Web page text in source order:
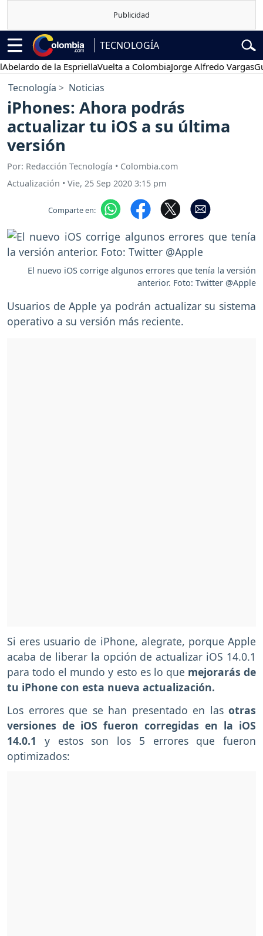
TECNOLOGÍA
de la EspriellaVuelta a ColombiaJorge Alfredo Vargas
Tecnología Noticias
iPhones: Ahora podrás
actualizar tu iOS a su última
versión
Por: Redacción Tecnología • Colombia.com
Actualización • Vie, 25 Sep 2020 3:15 pm
Comparte en:
El nuevo iOS corrige algunos errores que tenía la versión
anterior. Foto: Twitter @Apple
Usuarios de Apple ya podrán actualizar su sistema
operativo a su versión más reciente.
Si eres usuario de iPhone, alegrate, porque Apple
acaba de liberar la opción de actualizar iOS 14.0.1
para todo el mundo y esto es lo que mejorarás de
tu iPhone con esta nueva actualización.
Los errores que se han presentado en las otras
versiones de iOS fueron corregidas en la iOS
14.0.1 y estos son los 5 errores que fueron
optimizados: